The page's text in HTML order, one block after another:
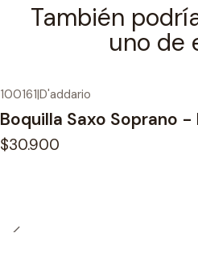
También
uno de
100161|D'addario
Boquilla Saxo Soprano
$30.900